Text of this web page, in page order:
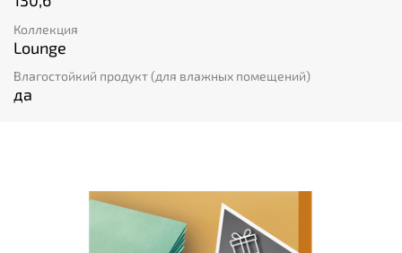
Коллекция
Lounge
Влагостойкий продукт (для влажных помещений)
да